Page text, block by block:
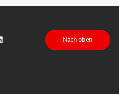
auf TikTokauf LinkedIn
Nach oben